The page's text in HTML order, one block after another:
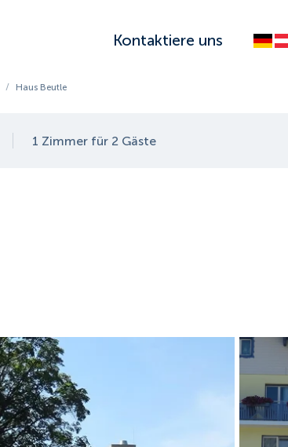
Kontaktiere uns
/ Haus Beutle
1 Zimmer für 2 Gäste